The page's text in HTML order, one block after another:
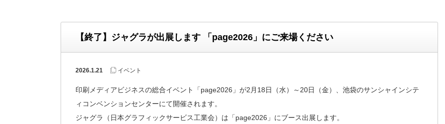
【終了】ジャグラが出展します 「page2026」にご来場ください
2026.1.21 イベント
印刷メディアビジネスの総合イベント「page2026」が2月18日（水）～20日（金）、池袋のサンシャインシテ
ィコンベンションセンターにて開催されます。
ジャグラ（日本グラフィックサービス工業会）は「page2026」にブース出展します。